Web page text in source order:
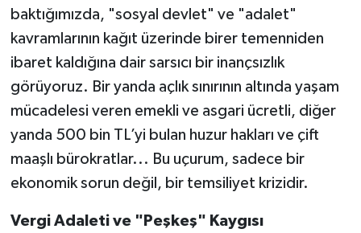
baktığımızda, "sosyal devlet" ve "adalet"
kavramlarının kağıt üzerinde birer temenniden
ibaret kaldığına dair sarsıcı bir inançsızlık
görüyoruz. Bir yanda açlık sınırının altında yaşam
mücadelesi veren emekli ve asgari ücretli, diğer
yanda 500 bin TL’yi bulan huzur hakları ve çift
maaşlı bürokratlar... Bu uçurum, sadece bir
ekonomik sorun değil, bir temsiliyet krizidir.
​Vergi Adaleti ve "Peşkeş" Kaygısı
Yaşam